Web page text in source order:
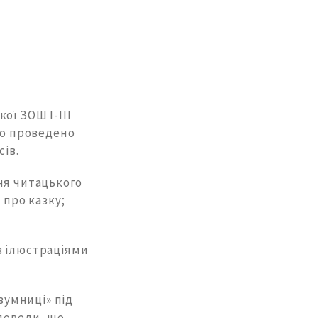
ЗОШ І-ІІІ
проведено
читацького
про казку;
під